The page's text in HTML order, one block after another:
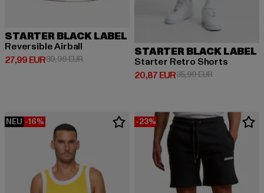
STARTER BLACK LABEL
Reversible Airball
27,99 EUR
Derzeitiger Preis: 27,99 EUR
39,99 EURAktionspreis: 39,99 EUR
STARTER BLACK LABEL
Starter Retro Shorts
20,87 EUR
Derzeitiger Preis: 20,87 EUR
35,99 EURAktionspreis:
NEU -16% -23%